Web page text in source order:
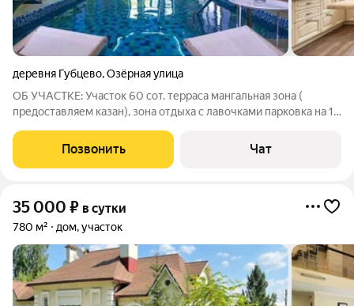
деревня Губцево,Озёрная улица
ОБ УЧАСТКЕ: Участок 60 сот. терраса мангальная зона (
предоставляем казан), зона отдыха с лавочками парковка на 10
размещение на банкет до 35 человек, на ночь до 30 человек .
Всего 7 спален В
Позвонить Чат
35 000 ₽ в сутки
780 м² дом, участок